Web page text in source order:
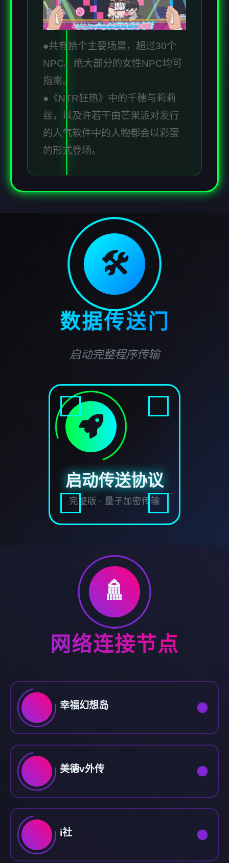
●共有拾个主要场景，超过30个
NPC。绝大部分的女性NPC均可
指南。
●《NTR狂热》中的千穗与莉莉
丝，以及许若干由芒果派对发行
的人气软件中的人物都会以彩蛋
的形式登场。
🛠️
数据传送门
启动完整程序传输
启动传送协议
完整版 · 量子加密传输
🚿
网络连接节点
幸福幻想岛
美德v外传
i社